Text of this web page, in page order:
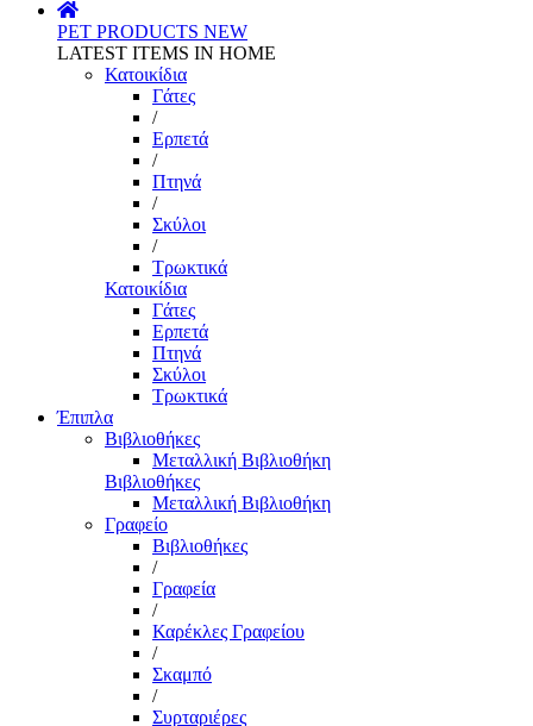
PET PRODUCTS NEW
LATEST ITEMS IN HOME
Κατοικίδια
Γάτες
/
Ερπετά
/
Πτηνά
/
Σκύλοι
/
Τρωκτικά
Κατοικίδια
Γάτες
Ερπετά
Πτηνά
Σκύλοι
Τρωκτικά
Έπιπλα
Βιβλιοθήκες
Μεταλλική Βιβλιοθήκη
Βιβλιοθήκες
Μεταλλική Βιβλιοθήκη
Γραφείο
Βιβλιοθήκες
/
Γραφεία
/
Καρέκλες Γραφείου
/
Σκαμπό
/
Συρταριέρες